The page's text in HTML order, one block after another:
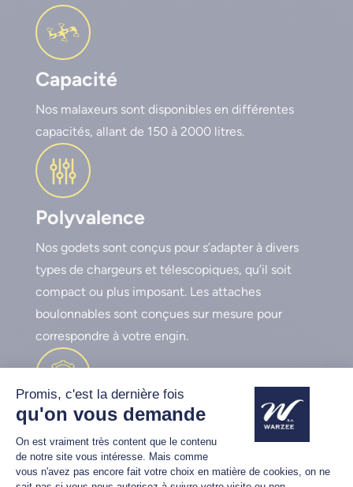
Capacité
Nos malaxeurs sont disponibles en différentes
capacités, allant de 150 à 2000 litres.
Polyvalence
Nos godets sont conçus pour s’adapter à divers
types de chargeurs et télescopiques, qu’il soit
compact ou plus imposant. Les attaches
boulonnables sont conçues sur mesure pour
correspondre à votre engin.
Robustesse
Nos godets malaxeurs sont fabriqués avec de
l’acier Hardox ®, reconnu pour sa robustesse. La